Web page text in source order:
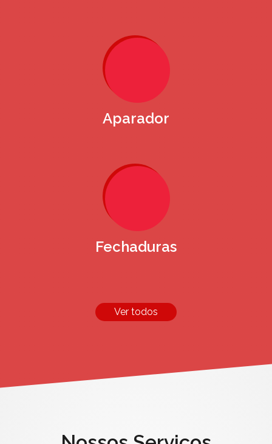
Aparador
Fechaduras
Ver todos